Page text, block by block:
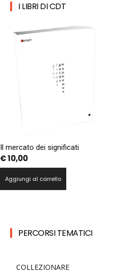
I LIBRI DI CDT
Il mercato dei significati
€10,00
Aggiungi al carrello
PERCORSI TEMATICI
COLLEZIONARE